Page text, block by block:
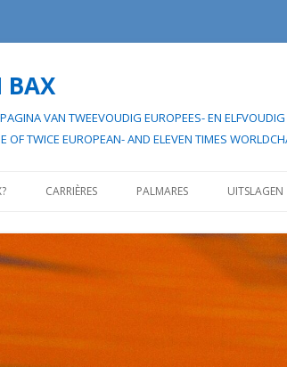
BAX
VAN TWEEVOUDIG EUROPEES- EN
OF TWICE EUROPEAN- AND ELEVEN
CARRIÈRES
HAAR “TWEEDE WIELERCARRIÈRE”
PALMARES UITSLAGEN